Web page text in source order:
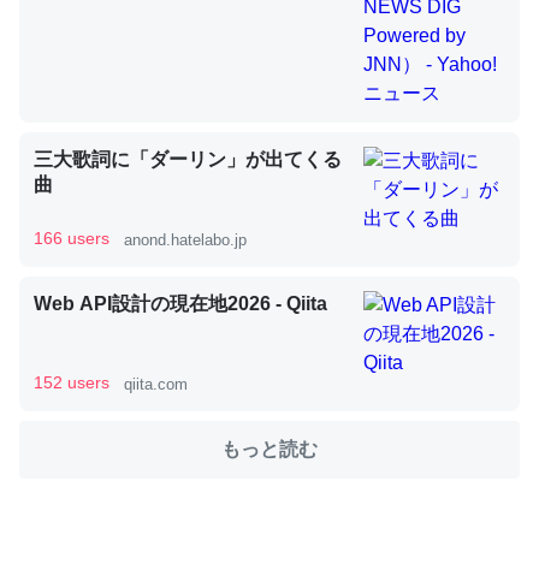
類は苦労してるんだな…。腹足類だと殻を無くしてナメク
ジになったり努力してるし。
─ニュース :: 【研究発表】昆虫学の大問題＝「昆虫はなぜ海にいな
ウチもEchoを実家に置いて４年。でたまに覗いてる。ぼ
位置情報を共有してる。電池残量や充電中かが分かるので
三大歌詞に「ダーリン」が出てくる
曲
166 users anond.hatelabo.jp
Web API設計の現在地2026 - Qiita
152 users qiita.com
もっと読む